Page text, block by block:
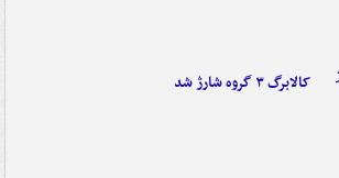
کالابرگ ۳ گروه شارژ شد